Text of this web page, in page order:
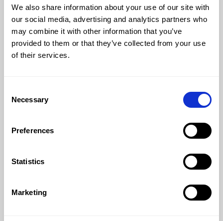
We also share information about your use of our site with
our social media, advertising and analytics partners who
may combine it with other information that you’ve
provided to them or that they’ve collected from your use
of their services.
Selection
Necessary
Preferences
Statistics
Marketing
Compleet toets- en examenplatform, inzetbaar
voor de gehele toetscyclus: van vraagontwikkeling
en toetsconstructie tot afname en analyse.
Oplossingen